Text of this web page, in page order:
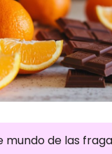
mundo de las